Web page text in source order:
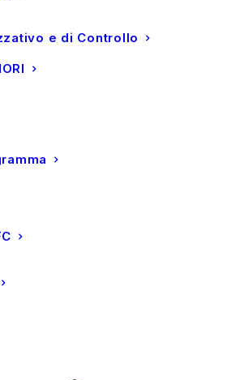
e di Controllo